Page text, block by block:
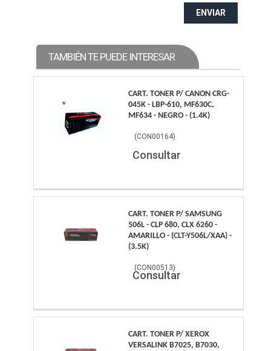
ENVIAR
TAMBIÉN TE PUEDE INTERESAR
CART. TONER P/ CANON CRG-
045K - LBP-610, MF630C,
MF634 - NEGRO - (1.4K)
(CON00164)
Consultar
CART. TONER P/ SAMSUNG
506L - CLP 680, CLX 6260 -
AMARILLO - (CLT-Y506L/XAA) -
(3.5K)
(CON00513)
Consultar
CART. TONER P/ XEROX
VERSALINK B7025, B7030,